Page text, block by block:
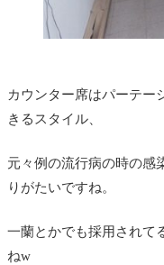
カウンター席はパーテー
きるスタイル、
元々例の流行病の時の感
りがたいですね。
一蘭とかでも採用されて
ねw